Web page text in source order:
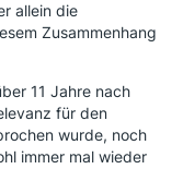
allein die
Zusammenhang
11 Jahre nach
für den
wurde, noch
immer mal wieder